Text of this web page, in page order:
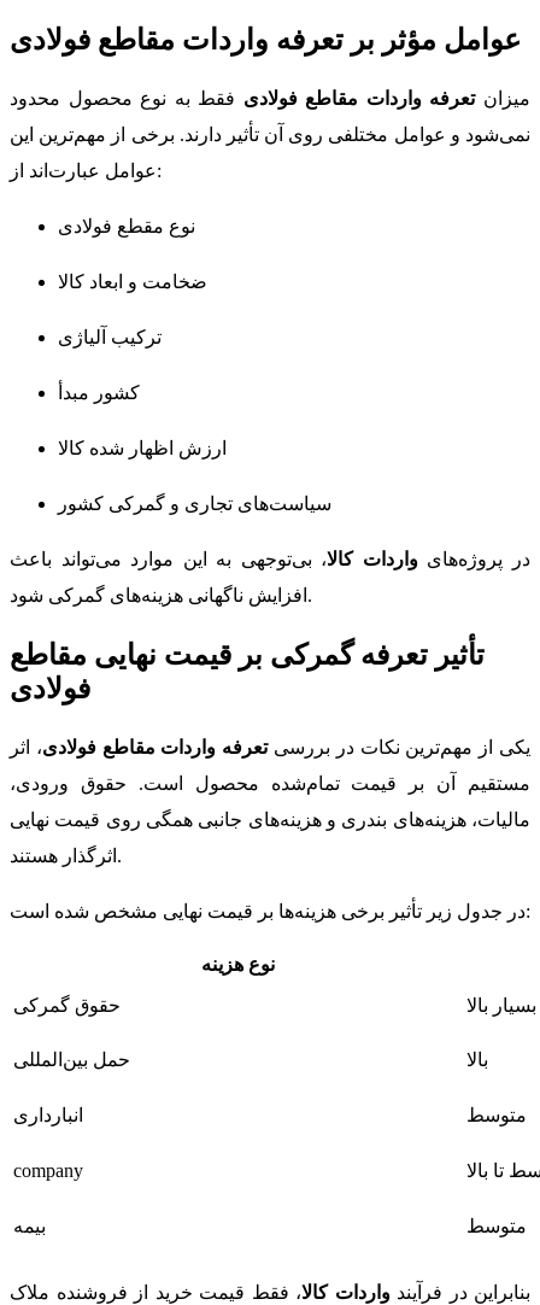
عوامل مؤثر بر تعرفه واردات مقاطع فولادی
میزانتعرفه واردات مقاطع فولادی فقط به نوع محصول محدود
نمی‌شود و عوامل مختلفی روی آن تأثیر دارند. برخی از مهم‌ترین این
عوامل عبارت‌اند از:
نوع مقطع فولادی
ضخامت و ابعاد کالا
ترکیب آلیاژی
کشور مبدأ
ارزش اظهار شده کالا
سیاست‌های تجاری و گمرکی کشور
در پروژه‌هایواردات کالا، بی‌توجهی به این موارد می‌تواند باعث
افزایش ناگهانی هزینه‌های گمرکی شود.
تأثیر تعرفه گمرکی بر قیمت نهایی مقاطع
فولادی
یکی از مهم‌ترین نکات در بررسیتعرفه واردات مقاطع فولادی، اثر
مستقیم آن بر قیمت تمام‌شده محصول است. حقوق ورودی،
مالیات، هزینه‌های بندری و هزینه‌های جانبی همگی روی قیمت نهایی
اثرگذار هستند.
در جدول زیر تأثیر برخی هزینه‌ها بر قیمت نهایی مشخص شده است:
نوع هزینه
حقوق گمرکی
بسیار بالا
حمل بین‌المللی بالا
انبارداری متوسط
company تا بالا
بیمه متوسط
بنابراین در فرآیندواردات کالا، فقط قیمت خرید از فروشنده ملاک